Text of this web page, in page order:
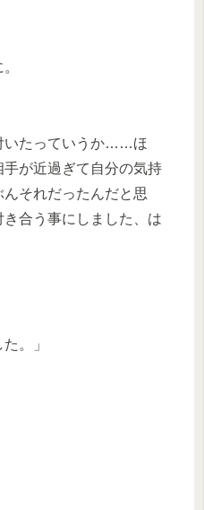
いたっていうか……ほ
が近過ぎて自分の気持
それだったんだと思
合う事にしました、は
。」